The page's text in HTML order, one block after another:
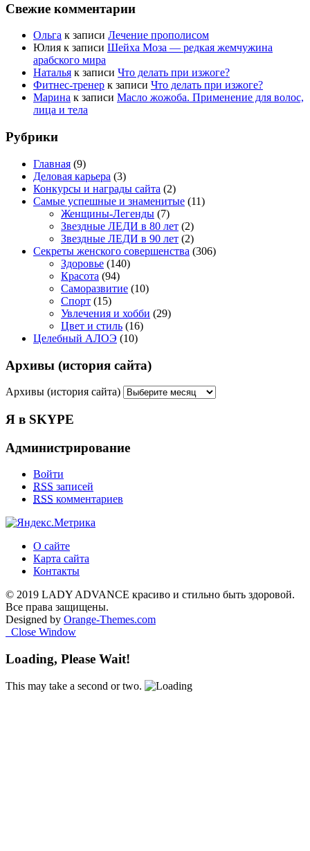
Свежие комментарии
Ольга к записи Лечение прополисом
Юлия к записи Шейха Моза — редкая жемчужина
арабского мира
Наталья к записи Что делать при изжоге?
Фитнес-тренер к записи Что делать при изжоге?
Марина к записи Масло жожоба. Применение для волос,
лица и тела
Рубрики
Главная (9)
Деловая карьера (3)
Конкурсы и награды сайта (2)
Самые успешные и знаменитые (11)
Женщины-Легенды (7)
Звездные ЛЕДИ в 80 лет (2)
Звездные ЛЕДИ в 90 лет (2)
Секреты женского совершенства (306)
Здоровье (140)
Красота (94)
Саморазвитие (10)
Спорт (15)
Увлечения и хобби (29)
Цвет и стиль (16)
Целебный АЛОЭ (10)
Архивы (история сайта)
Архивы (история сайта)
Я в SKYPE
Администрирование
Войти
RSS записей
RSS комментариев
О сайте
Карта сайта
Контакты
© 2019 LADY ADVANCE красиво и стильно быть здоровой.
Все права защищены.
Designed by Orange-Themes.com
Close Window
Loading, Please Wait!
This may take a second or two.